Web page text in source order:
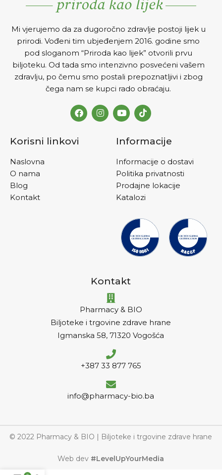
Mi vjerujemo da za dugoročno zdravlje postoji lijek u
prirodi. Vođeni tim ubjeđenjem 2016. godine smo
pod sloganom “Priroda kao lijek” otvorili prvu
biljoteku. Od tada smo intenzivno posvećeni vašem
zdravlju, po čemu smo postali prepoznatljivi i zbog
čega nam se kupci rado obraćaju.
Korisni linkovi
Naslovna
O nama
Blog
Kontakt
Informacije
Informacije o dostavi
Politika privatnosti
Prodajne lokacije
Katalozi
Kontakt
Pharmacy & BIO
Biljoteke i trgovine zdrave hrane
Igmanska 58, 71320 Vogošća
+387 33 877 765
info@pharmacy-bio.ba
© 2022 Pharmacy & BIO | Biljoteke i trgovine zdrave hrane
Web dev #LevelUpYourMedia